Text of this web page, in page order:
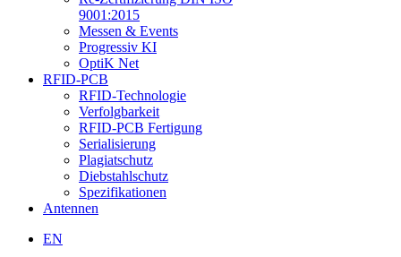
9001:2015
Messen & Events
Progressiv KI
OptiK Net
RFID-PCB
RFID-Technologie
Verfolgbarkeit
RFID-PCB Fertigung
Serialisierung
Plagiatschutz
Diebstahlschutz
Spezifikationen
Antennen
EN